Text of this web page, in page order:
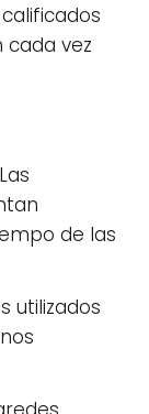
vez
Las
de las
utilizados